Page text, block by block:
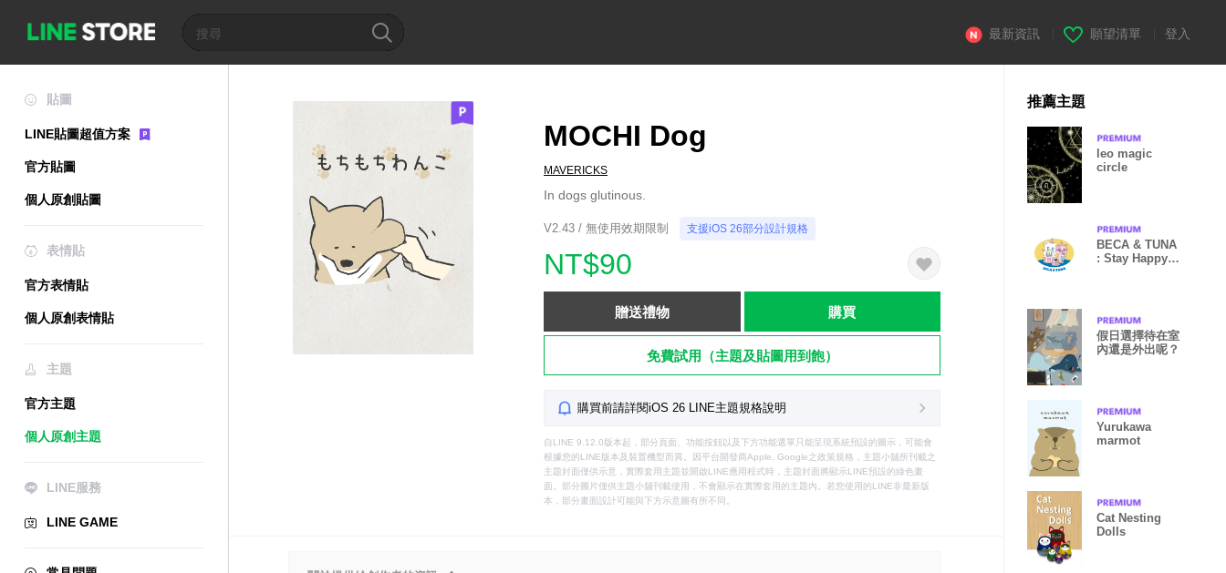
最新資訊 願望清單 登入
貼圖
LINE貼圖超值方案
官方貼圖
個人原創貼圖
表情貼
官方表情貼
個人原創表情貼
主題
官方主題
個人原創主題
LINE服務
LINE GAME
MOCHI Dog
MAVERICKS
In dogs glutinous.
V2.43 / 無使用效期限制 支援iOS 26部分設計規格
NT$90
贈送禮物 購買
免費試用（主題及貼圖用到飽）
購買前請詳閱iOS 26 LINE主題規格說明
自LINE 9.12.0版本起，部分頁面、功能按鈕以及下方功能選單只能呈現系統預設的圖示，可能會
根據您的LINE版本及裝置機型而異。因平台開發商Apple, Google之政策規格，主題小舖所刊載之
主題封面僅供示意，實際套用主題並開啟LINE應用程式時，主題封面將顯示LINE預設的綠色畫
面。部分圖片僅供主題小舖刊載使用，不會顯示在實際套用的主題內。若您使用的LINE非最新版
本，部分畫面設計可能與下方示意圖有所不同。
推薦主題
leo magic
circle
BECA & TUNA
: Stay Happy!
假日選擇待在室
內還是外出呢？
Yurukawa
marmot
Cat Nesting
Dolls